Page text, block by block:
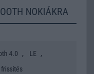
NOKIÁKRA
4.0 , LE ,
frissítés